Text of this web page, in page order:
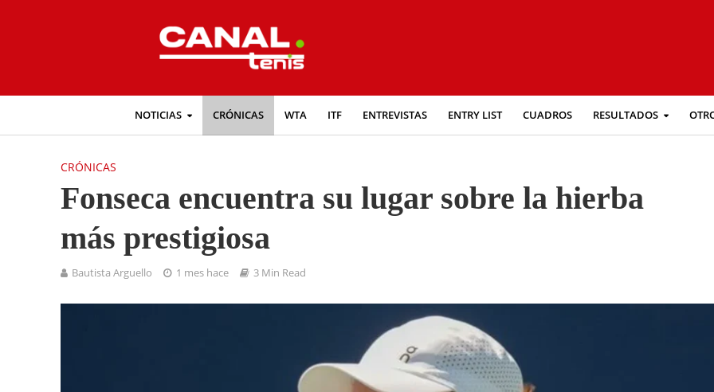
NOTICIAS CRÓNICAS WTA ITF ENTREVISTAS ENTRY LIST CUADROS RESULTADOS
CRÓNICAS
Fonseca encuentra su lugar sobre la hierba
más prestigiosa
Bautista Arguello 1 mes hace 3 Min Read